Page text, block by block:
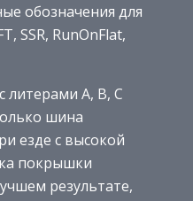
обозначения для
SSR, RunOnFlat,
литерами А, В, С
шина
езде с высокой
покрышки
результате,